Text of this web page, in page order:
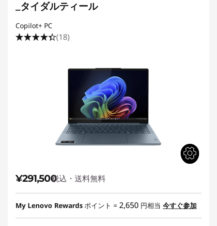
_タイダルティール
Copilot+ PC
(18)
¥291,500税込・送料無料
My Lenovo Rewardsポイント = 2,650 円相当 今すぐ参加